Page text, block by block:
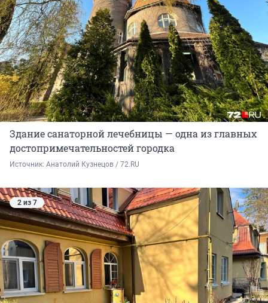
Здание санаторной лечебницы — одна из главных
достопримечательностей городка
Источник: Анатолий Кузнецов / 72.RU
2 из 7